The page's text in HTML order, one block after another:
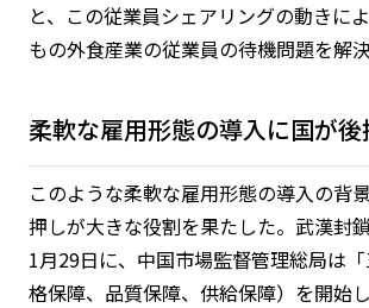
と、この従業員シェアリングの動きに
もの外食産業の従業員の待機問題を解決
柔軟な雇用形態の導入に国が後
このような柔軟な雇用形態の導入の背
押しが大きな役割を果たした。武漢封
1月29日に、中国市場監督管理総局は
格保障、品質保障、供給保障）を開始